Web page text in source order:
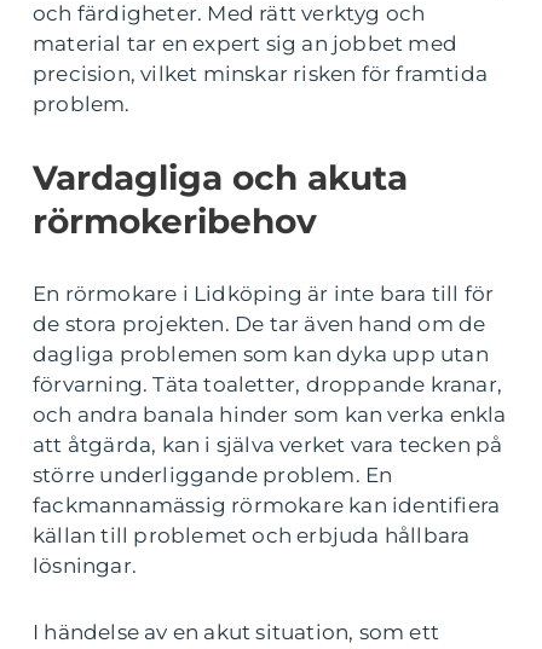
och färdigheter. Med rätt verktyg och
material tar en expert sig an jobbet med
precision, vilket minskar risken för framtida
problem.
Vardagliga och akuta
rörmokeribehov
En rörmokare i Lidköping är inte bara till för
de stora projekten. De tar även hand om de
dagliga problemen som kan dyka upp utan
förvarning. Täta toaletter, droppande kranar,
och andra banala hinder som kan verka enkla
att åtgärda, kan i själva verket vara tecken på
större underliggande problem. En
fackmannamässig rörmokare kan identifiera
källan till problemet och erbjuda hållbara
lösningar.
I händelse av en akut situation, som ett